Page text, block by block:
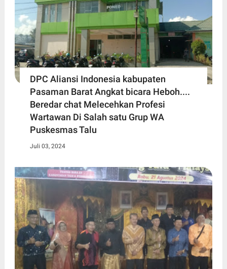
DPC Aliansi Indonesia kabupaten
Pasaman Barat Angkat bicara Heboh....
Beredar chat Melecehkan Profesi
Wartawan Di Salah satu Grup WA
Puskesmas Talu
Juli 03, 2024